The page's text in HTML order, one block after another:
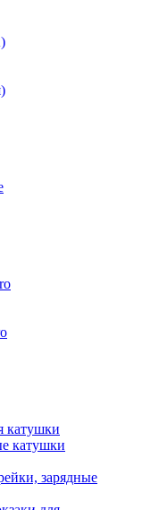
катушки
катушки
зарядные